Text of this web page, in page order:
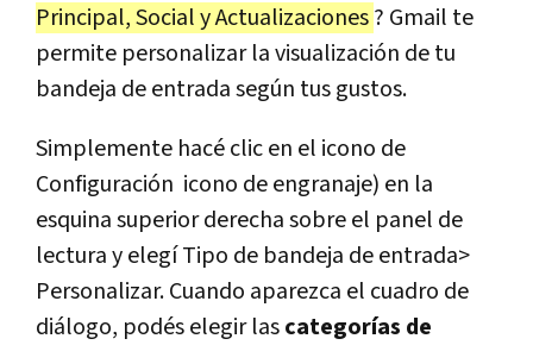
Principal, Social y Actualizaciones? Gmail te
permite personalizar la visualización de tu
bandeja de entrada según tus gustos.
Simplemente hacé clic en el icono de
Configuración icono de engranaje) en la
esquina superior derecha sobre el panel de
lectura y elegí Tipo de bandeja de entrada>
Personalizar. Cuando aparezca el cuadro de
diálogo, podés elegir lascategorías de